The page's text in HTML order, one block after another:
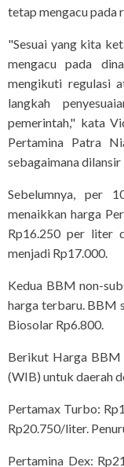
tetap mengacu pada
"Sesuai yang kita
mengacu pada
mengikuti regulasi
langkah
pemerintah," kata
Pertamina Patra
sebagaimana dilansir
Sebelumnya, per
menaikkan harga
Rp16.250 per liter
menjadi Rp17.000.
Kedua BBM non-
harga terbaru. BBM
Biosolar Rp6.800.
Berikut Harga BBM
(WIB) untuk daerah
Pertamax Turbo:
Rp20.750/liter.
Pertamina Dex: